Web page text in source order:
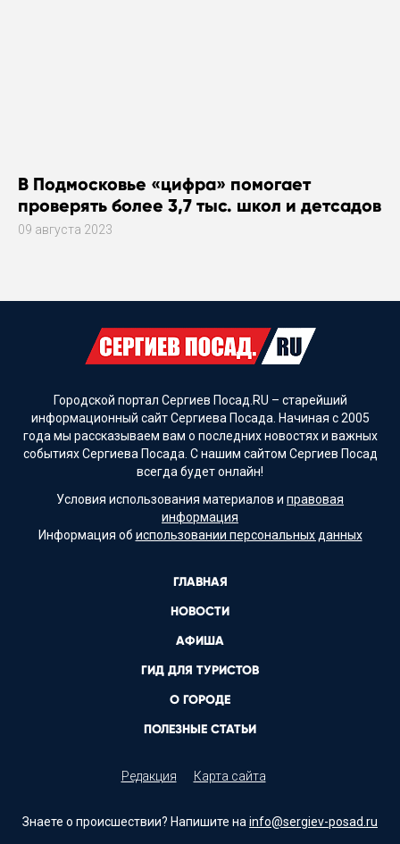
В Подмосковье «цифра» помогает
проверять более 3,7 тыс. школ и детсадов
09 августа 2023
Городской портал Сергиев Посад.RU – старейший
информационный сайт Сергиева Посада. Начиная с 2005
года мы рассказываем вам о последних новостях и важных
событиях Сергиева Посада. С нашим сайтом Сергиев Посад
всегда будет онлайн!
Условия использования материалов и правовая
информация
Информация об использовании персональных данных
ГЛАВНАЯ
НОВОСТИ
АФИША
ГИД ДЛЯ ТУРИСТОВ
О ГОРОДЕ
ПОЛЕЗНЫЕ СТАТЬИ
Редакция Карта сайта
Знаете о происшествии? Напишите наinfo@sergiev-posad.ru